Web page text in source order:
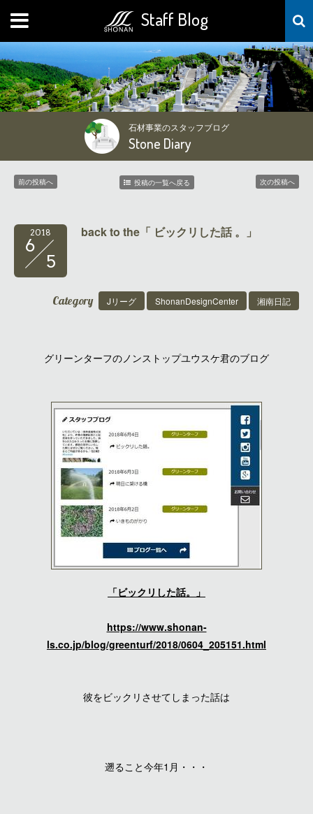
Staff Blog
MENU
石材事業のスタッフブログ
Stone Diary
前の投稿へ 投稿の一覧へ戻る 次の投稿へ
2018
6
5
back to the「 ビックリした話 。」
Category Jリーグ ShonanDesignCenter 湘南日記
グリーンターフのノンストップユウスケ君のブログ
「ビックリした話。」
https://www.shonan-
ls.co.jp/blog/greenturf/2018/0604_205151.html
彼をビックリさせてしまった話は
遡ること今年1月・・・